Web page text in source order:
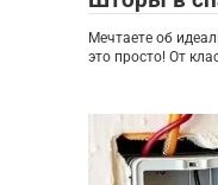
Мечтаете об
это просто! От